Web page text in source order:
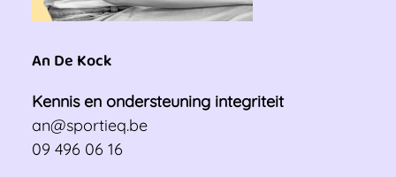
An De Kock
Kennis en ondersteuning integriteit
an@sportieq.be
09 496 06 16